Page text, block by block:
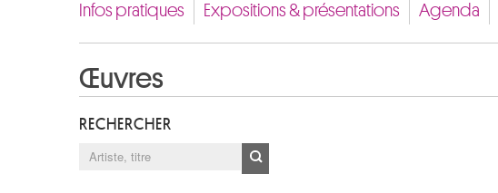
Infos pratiques Expositions & présentations Agenda
Œuvres
RECHERCHER